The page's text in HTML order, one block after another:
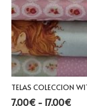
TELAS COLECCION
7,00€ - 17,00€